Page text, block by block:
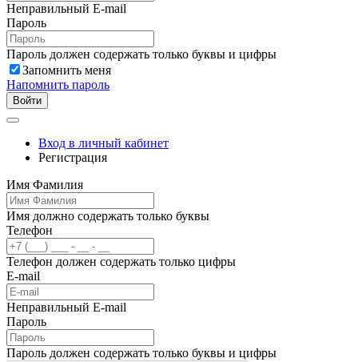
Неправильный E-mail
Пароль
Пароль должен содержать только буквы и цифры
Запомнить меня
Напомнить пароль
Войти
Вход в личный кабинет
Регистрация
Имя Фамилия
Имя должно содержать только буквы
Телефон
Телефон должен содержать только цифры
E-mail
Неправильный E-mail
Пароль
Пароль должен содержать только буквы и цифры